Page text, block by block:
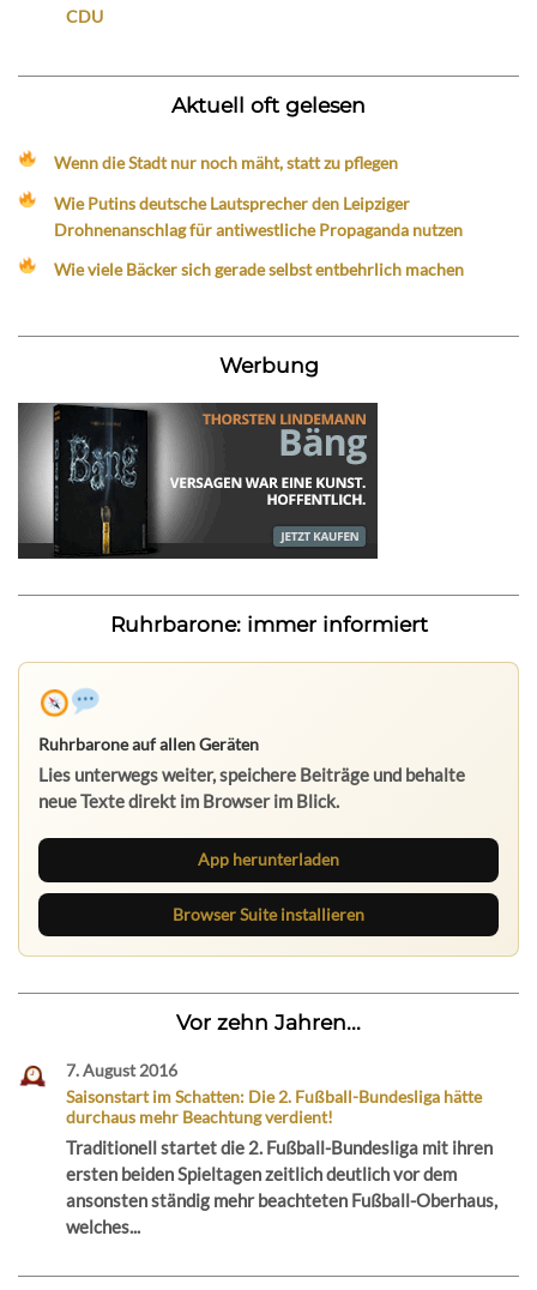
CDU
Aktuell oft gelesen
Wenn die Stadt nur noch mäht, statt zu pflegen
Wie Putins deutsche Lautsprecher den Leipziger
Drohnenanschlag für antiwestliche Propaganda nutzen
Wie viele Bäcker sich gerade selbst entbehrlich machen
Werbung
Ruhrbarone: immer informiert
Ruhrbarone auf allen Geräten
Lies unterwegs weiter, speichere Beiträge und behalte
neue Texte direkt im Browser im Blick.
App herunterladen
Browser Suite installieren
Vor zehn Jahren...
7. August 2016
Saisonstart im Schatten: Die 2. Fußball-Bundesliga hätte
durchaus mehr Beachtung verdient!
Traditionell startet die 2. Fußball-Bundesliga mit ihren
ersten beiden Spieltagen zeitlich deutlich vor dem
ansonsten ständig mehr beachteten Fußball-Oberhaus,
welches...